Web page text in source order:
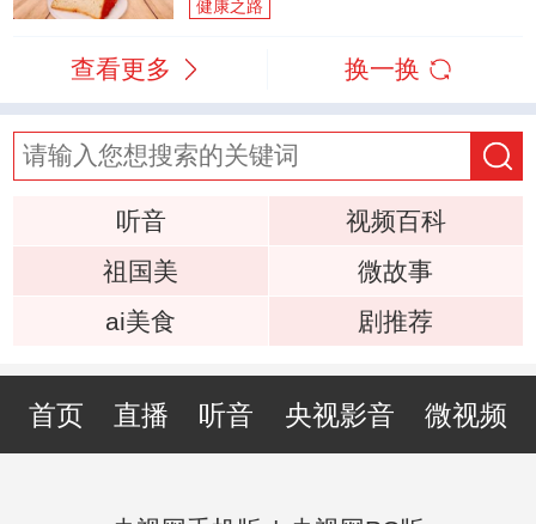
健康之路
查看更多 换一换
听音
视频百科
祖国美
微故事
ai美食
剧推荐
首页 直播 听音 央视影音 微视频